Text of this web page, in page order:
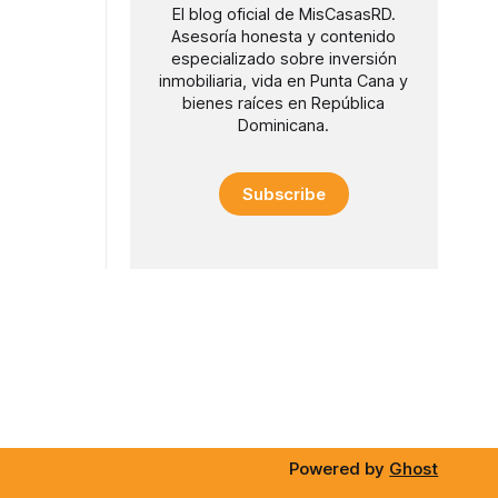
El blog oficial de MisCasasRD.
Asesoría honesta y contenido
especializado sobre inversión
inmobiliaria, vida en Punta Cana y
bienes raíces en República
Dominicana.
Subscribe
Powered by Ghost